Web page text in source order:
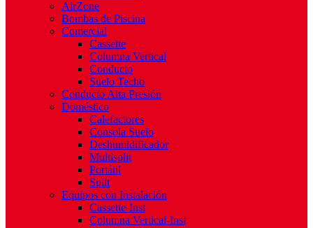
AirZone
Bombas de Piscina
Comercial
Cassette
Columna Vertical
Conducto
Suelo Techo
Conducto Alta Presión
Doméstico
Calefactores
Consola Suelo
Deshumidificador
Multisplit
Portátil
Split
Equipos con Instalación
Cassette-Inst
Columna Vertical-Inst